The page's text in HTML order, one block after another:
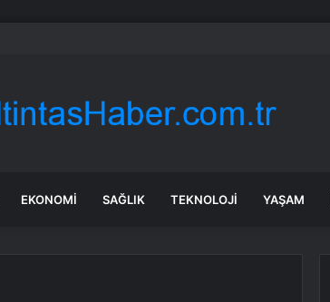
kişi kaçıyor alevler kovalıyor
EKONOMI SAĞLIK TEKNOLOJI YAŞAM